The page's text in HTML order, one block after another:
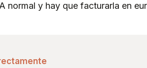
normal y hay que facturarla en